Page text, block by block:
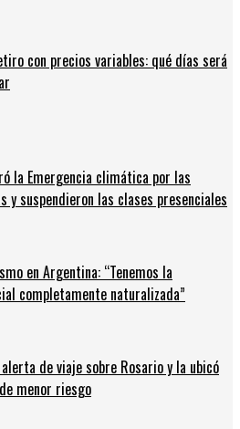
con precios variables: qué días será
la Emergencia climática por las
y suspendieron las clases presenciales
en Argentina: “Tenemos la
completamente naturalizada”
de viaje sobre Rosario y la ubicó
menor riesgo